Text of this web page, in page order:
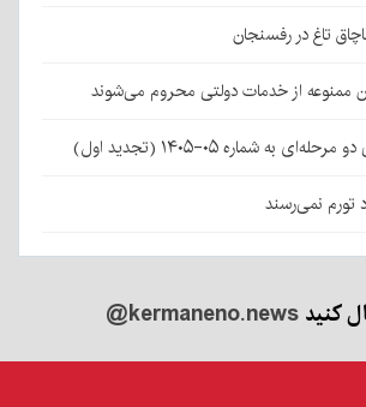
ممنوعه از خدمات دولتی محروم می‌شوند
به شماره ۰۵-۱۴۰۵ (تجدید اول)
تورم نمی‌رسند
کنید@kermaneno.news